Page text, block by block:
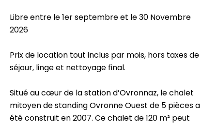
Libre entre le 1er septembre et le 30 Novembre
2026
Prix de location tout inclus par mois, hors taxes de
séjour, linge et nettoyage final.
Situé au cœur de la station d’Ovronnaz, le chalet
mitoyen de standing Ovronne Ouest de 5 pièces a
été construit en 2007. Ce chalet de 120 m² peut